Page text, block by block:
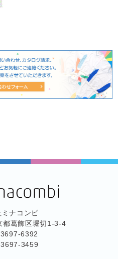
ナコンビ
葛飾区堀切1-3-4
6392
3459